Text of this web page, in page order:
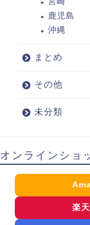
鹿児島
沖縄
まとめ
その他
未分類
オンラインショ
楽